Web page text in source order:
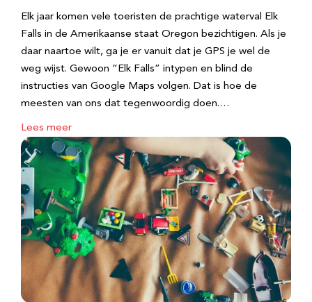
Elk jaar komen vele toeristen de prachtige waterval Elk
Falls in de Amerikaanse staat Oregon bezichtigen. Als je
daar naartoe wilt, ga je er vanuit dat je GPS je wel de
weg wijst. Gewoon “Elk Falls” intypen en blind de
instructies van Google Maps volgen. Dat is hoe de
meesten van ons dat tegenwoordig doen.…
Lees meer